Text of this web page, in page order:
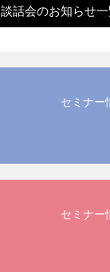
談話会のお知らせ
セミナー
セミナー